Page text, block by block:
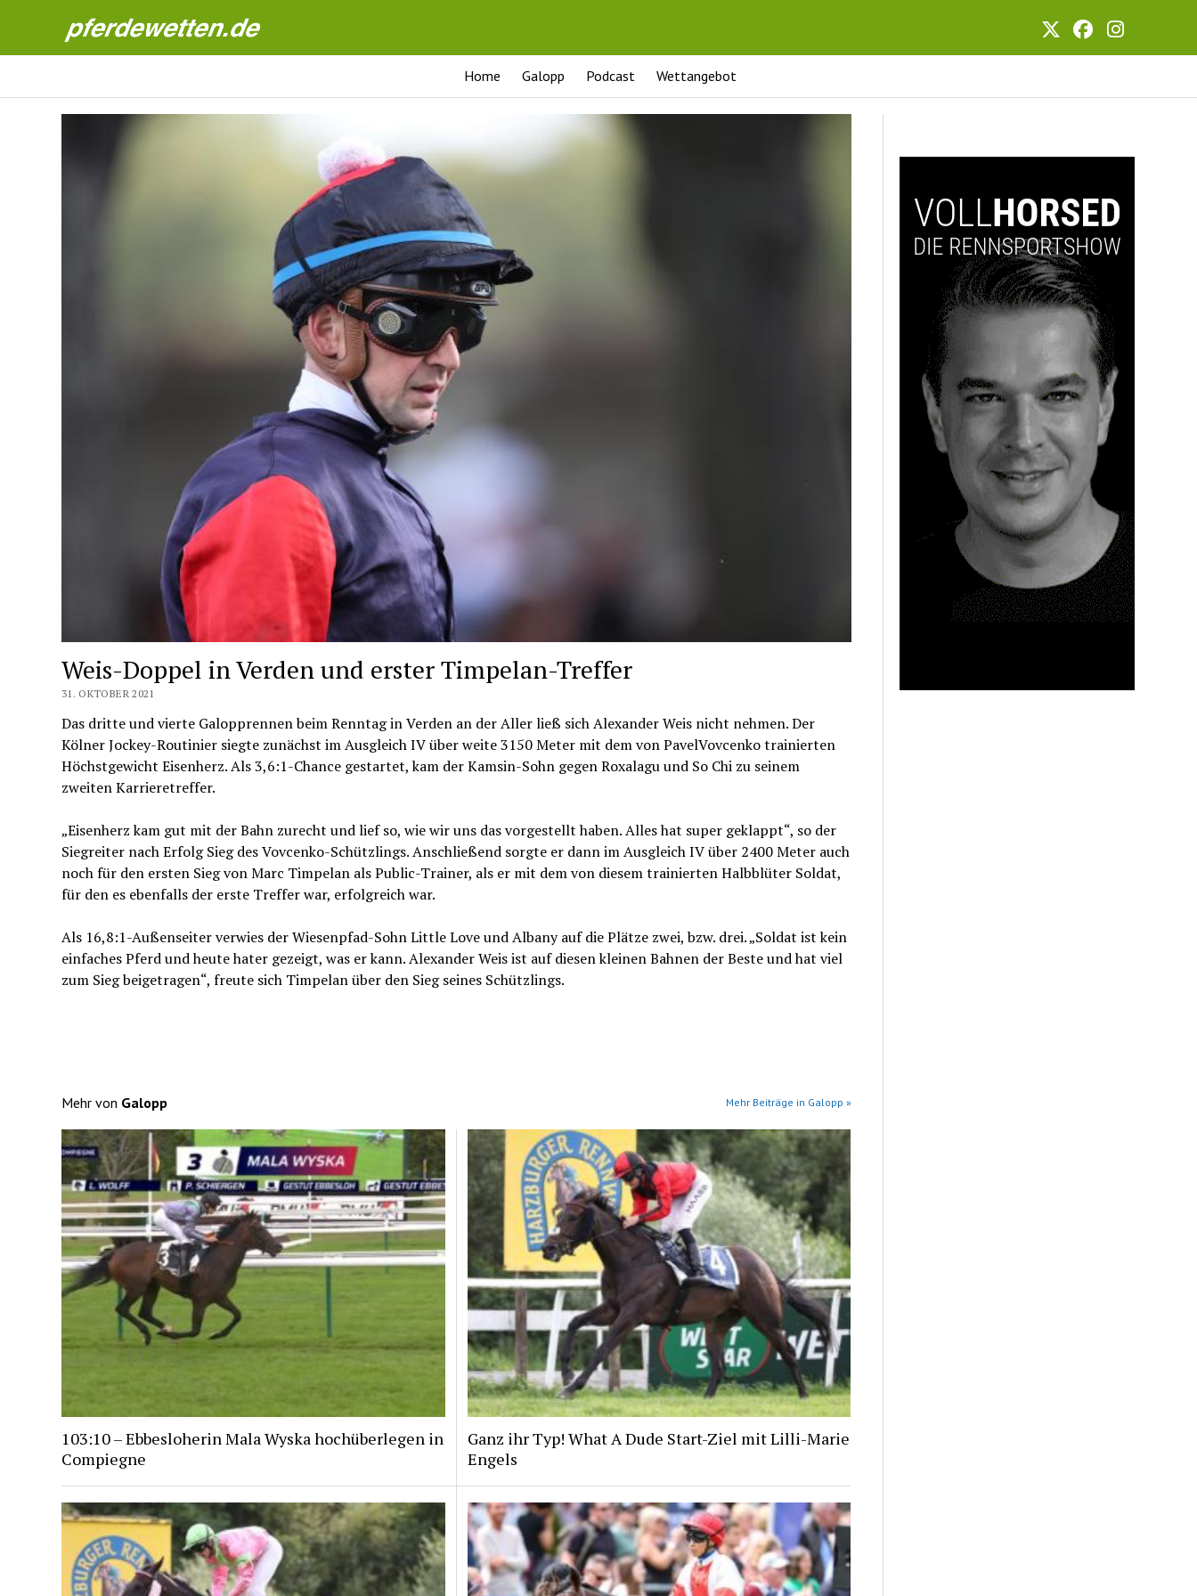
Pferdewetten News
Home Galopp Podcast Wettangebot
Weis-Doppel in Verden und erster Timpelan-Treffer
31. OKTOBER 2021
Das dritte und vierte Galopprennen beim Renntag in Verden an der Aller ließ sich Alexander Weis nicht nehmen. Der
Kölner Jockey-Routinier siegte zunächst im Ausgleich IV über weite 3150 Meter mit dem von PavelVovcenko trainierten
Höchstgewicht Eisenherz. Als 3,6:1-Chance gestartet, kam der Kamsin-Sohn gegen Roxalagu und So Chi zu seinem
zweiten Karrieretreffer.
„Eisenherz kam gut mit der Bahn zurecht und lief so, wie wir uns das vorgestellt haben. Alles hat super geklappt“, so der
Siegreiter nach Erfolg Sieg des Vovcenko-Schützlings. Anschließend sorgte er dann im Ausgleich IV über 2400 Meter auch
noch für den ersten Sieg von Marc Timpelan als Public-Trainer, als er mit dem von diesem trainierten Halbblüter Soldat,
für den es ebenfalls der erste Treffer war, erfolgreich war.
Als 16,8:1-Außenseiter verwies der Wiesenpfad-Sohn Little Love und Albany auf die Plätze zwei, bzw. drei. „Soldat ist kein
einfaches Pferd und heute hater gezeigt, was er kann. Alexander Weis ist auf diesen kleinen Bahnen der Beste und hat viel
zum Sieg beigetragen“, freute sich Timpelan über den Sieg seines Schützlings.
Mehr von Galopp Mehr Beiträge in Galopp »
103:10 – Ebbesloherin Mala Wyska hochüberlegen in
Compiegne
Ganz ihr Typ! What A Dude Start-Ziel mit Lilli-Marie
Engels